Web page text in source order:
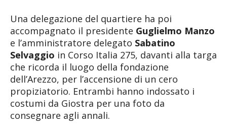
Una delegazione del quartiere ha poi
accompagnato il presidente Guglielmo Manzo
e l’amministratore delegato Sabatino
Selvaggio in Corso Italia 275, davanti alla targa
che ricorda il luogo della fondazione
dell’Arezzo, per l’accensione di un cero
propiziatorio. Entrambi hanno indossato i
costumi da Giostra per una foto da
consegnare agli annali.